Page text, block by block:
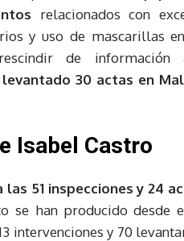
relacionados con
y uso de mascarillas
de información
30 actas en
Isabel Castro
las 51 inspecciones y 24
se han producido desde
intervenciones y 70